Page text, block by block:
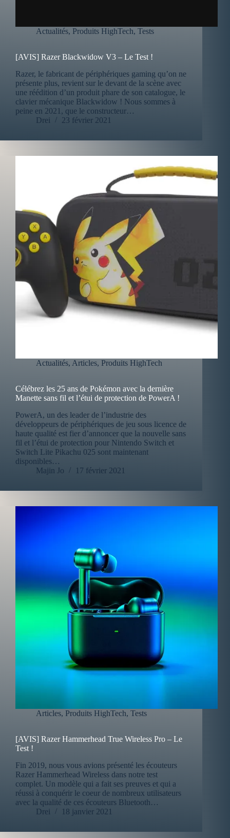
Actualités, Produits HighTech, Tests
[AVIS] Razer Blackwidow V3 – Le Test !
Razer, le fabricant de périphériques gaming qu’on ne
présente plus, revient sur le devant de la scène avec
une réédition d’un produit phare de son catalogue, le
clavier mécanique Blackwidow ! Nous sommes à
peine en 2021, que le constructeur…
Drei
23 février 2021
Actualités, Articles, Produits HighTech
Célébrez les 25 ans de Pokémon avec la dernière
Manette sans fil et l’étui de protection de PowerA !
PowerA, un des leader de l’industrie des
développeurs de périphériques de jeu sous licence de
haute qualité est fier d’annoncer que la nouvelle sans
fil et l’étui de protection pour Nintendo Switch et
Switch Lite Pikachu 025 sont maintenant
disponibles…
Majin Jo
17 février 2021
Articles, Produits HighTech, Tests
[AVIS] Razer Hammerhead True Wireless Pro – Le
Test !
Fin 2019, nous vous avions présenté les écouteurs
Razer Hammerhead Wireless dans notre test
complet. Un modèle qui a fait ses preuves et qui a
réussi à conquérir le coeur de nombreux utilisateurs
avec la qualité de ces écouteurs Bluetooth…
Drei
18 janvier 2021